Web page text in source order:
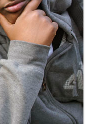
FÜR MÜTTER UND
DRAN!
OF OUR WORLD – INITIATIVE
IN MISERY